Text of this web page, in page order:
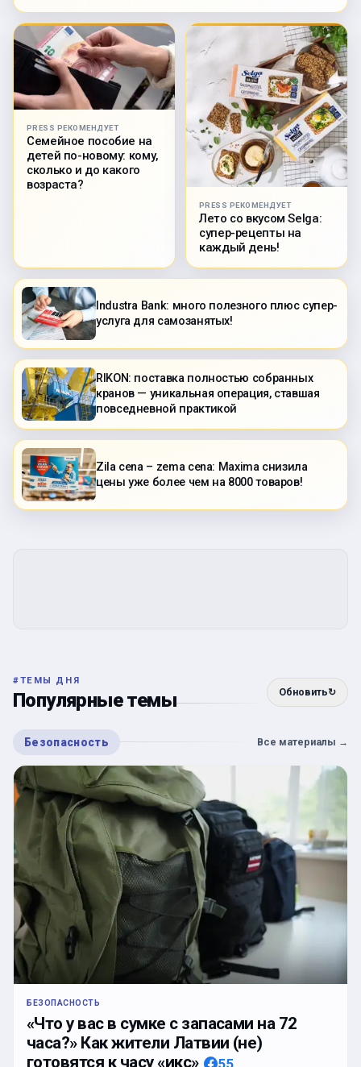
PRESS РЕКОМЕНДУЕТ
Семейное пособие на
детей по-новому: кому,
сколько и до какого
возраста?
PRESS РЕКОМЕНДУЕТ
Лето со вкусом Selga:
супер-рецепты на
каждый день!
Industra Bank: много полезного плюс супер-
услуга для самозанятых!
RIKON: поставка полностью собранных
кранов — уникальная операция, ставшая
повседневной практикой
Zila cena – zema cena: Maxima снизила
цены уже более чем на 8000 товаров!
#ТЕМЫ ДНЯ
Популярные темы Обновить↻
Безопасность Все материалы →
БЕЗОПАСНОСТЬ
«Что у вас в сумке с запасами на 72
часа?» Как жители Латвии (не)
готовятся к часу «икс»
55